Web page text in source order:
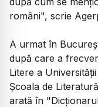
români", scrie
A urmat în
după care a
Litere a
Şcoala de
arată în